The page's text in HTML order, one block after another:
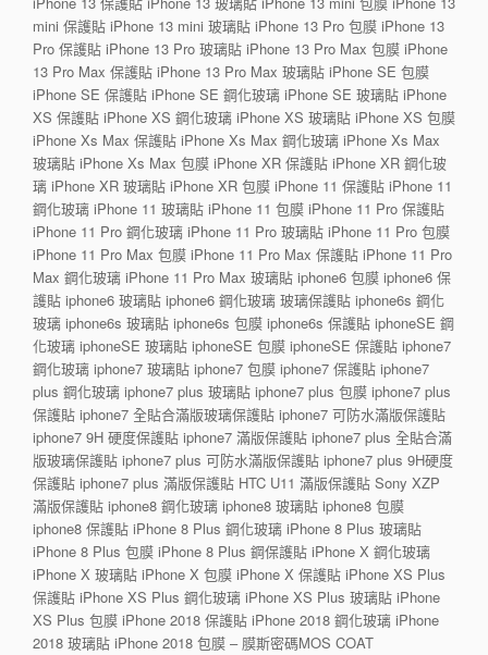
mini 保護貼 iPhone 13 mini 玻璃貼 iPhone 13 Pro 包膜 iPhone 13
Pro 保護貼 iPhone 13 Pro 玻璃貼 iPhone 13 Pro Max 包膜 iPhone
13 Pro Max 保護貼 iPhone 13 Pro Max 玻璃貼 iPhone SE 包膜
iPhone SE 保護貼 iPhone SE 鋼化玻璃 iPhone SE 玻璃貼 iPhone
XS 保護貼 iPhone XS 鋼化玻璃 iPhone XS 玻璃貼 iPhone XS 包膜
iPhone Xs Max 保護貼 iPhone Xs Max 鋼化玻璃 iPhone Xs Max
玻璃貼 iPhone Xs Max 包膜 iPhone XR 保護貼 iPhone XR 鋼化玻
璃 iPhone XR 玻璃貼 iPhone XR 包膜 iPhone 11 保護貼 iPhone 11
鋼化玻璃 iPhone 11 玻璃貼 iPhone 11 包膜 iPhone 11 Pro 保護貼
iPhone 11 Pro 鋼化玻璃 iPhone 11 Pro 玻璃貼 iPhone 11 Pro 包膜
iPhone 11 Pro Max 包膜 iPhone 11 Pro Max 保護貼 iPhone 11 Pro
Max 鋼化玻璃 iPhone 11 Pro Max 玻璃貼 iphone6 包膜 iphone6 保
護貼 iphone6 玻璃貼 iphone6 鋼化玻璃 玻璃保護貼 iphone6s 鋼化
玻璃 iphone6s 玻璃貼 iphone6s 包膜 iphone6s 保護貼 iphoneSE 鋼
化玻璃 iphoneSE 玻璃貼 iphoneSE 包膜 iphoneSE 保護貼 iphone7
鋼化玻璃 iphone7 玻璃貼 iphone7 包膜 iphone7 保護貼 iphone7
plus 鋼化玻璃 iphone7 plus 玻璃貼 iphone7 plus 包膜 iphone7 plus
保護貼 iphone7 全貼合滿版玻璃保護貼 iphone7 可防水滿版保護貼
iphone7 9H 硬度保護貼 iphone7 滿版保護貼 iphone7 plus 全貼合滿
版玻璃保護貼 iphone7 plus 可防水滿版保護貼 iphone7 plus 9H硬度
保護貼 iphone7 plus 滿版保護貼 HTC U11 滿版保護貼 Sony XZP
滿版保護貼 iphone8 鋼化玻璃 iphone8 玻璃貼 iphone8 包膜
iphone8 保護貼 iPhone 8 Plus 鋼化玻璃 iPhone 8 Plus 玻璃貼
iPhone 8 Plus 包膜 iPhone 8 Plus 鋼保護貼 iPhone X 鋼化玻璃
iPhone X 玻璃貼 iPhone X 包膜 iPhone X 保護貼 iPhone XS Plus
保護貼 iPhone XS Plus 鋼化玻璃 iPhone XS Plus 玻璃貼 iPhone
XS Plus 包膜 iPhone 2018 保護貼 iPhone 2018 鋼化玻璃 iPhone
2018 玻璃貼 iPhone 2018 包膜 – 膜斯密碼MOS COAT